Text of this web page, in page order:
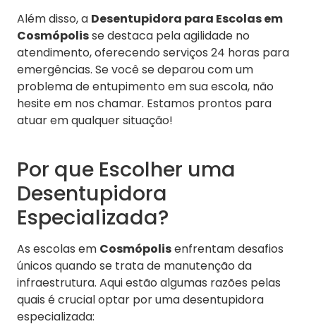
Além disso, a Desentupidora para Escolas em
Cosmópolisse destaca pela agilidade no
atendimento, oferecendo serviços 24 horas para
emergências. Se você se deparou com um
problema de entupimento em sua escola, não
hesite em nos chamar. Estamos prontos para
atuar em qualquer situação!
Por que Escolher uma
Desentupidora
Especializada?
As escolas em Cosmópolisenfrentam desafios
únicos quando se trata de manutenção da
infraestrutura. Aqui estão algumas razões pelas
quais é crucial optar por uma desentupidora
especializada: